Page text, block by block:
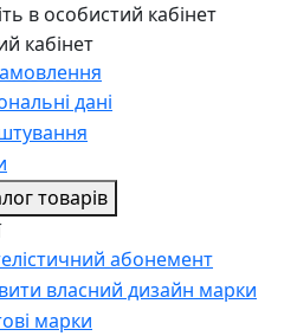
в особистий кабінет
кабінет
дані
товарів
абонемент
власний дизайн марки
марки